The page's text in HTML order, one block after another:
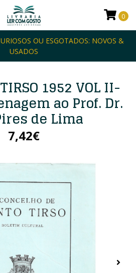
OU ESGOTADOS: NOVOS &
USADOS
0
1952 VOL II-
ao Prof. Dr.
de Lima
7,42€